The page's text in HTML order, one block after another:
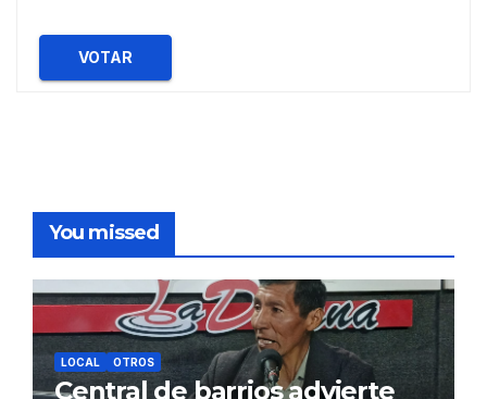
VOTAR
You missed
LOCAL OTROS
Central de barrios advierte